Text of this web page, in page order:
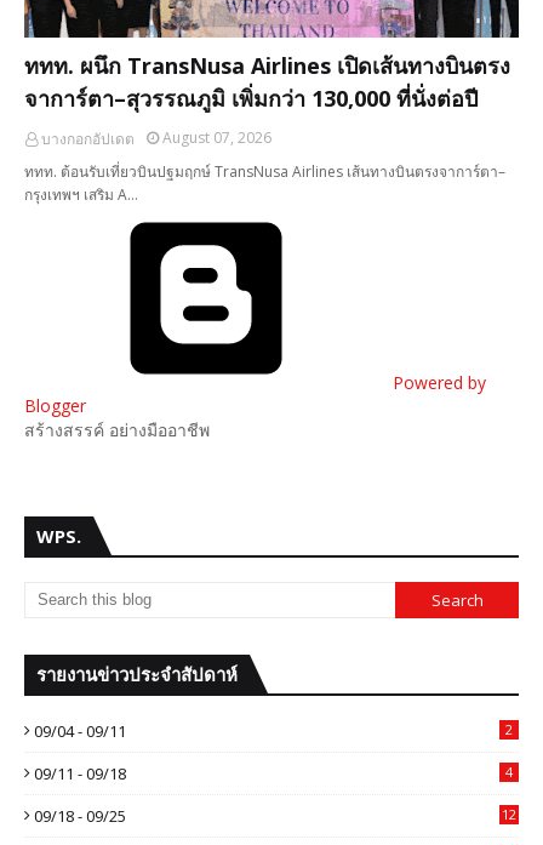
ททท. ผนึก TransNusa Airlines เปิดเส้นทางบินตรง
จาการ์ตา–สุวรรณภูมิ เพิ่มกว่า 130,000 ที่นั่งต่อปี
บางกอกอัปเดต
August 07, 2026
ททท. ต้อนรับเที่ยวบินปฐมฤกษ์ TransNusa Airlines เส้นทางบินตรงจาการ์ตา–
กรุงเทพฯ เสริม A…
Powered by
Blogger
สร้างสรรค์ อย่างมืออาชีพ
WPS.
รายงานข่าวประจำสัปดาห์
09/04 - 09/11 2
09/11 - 09/18 4
09/18 - 09/25 12